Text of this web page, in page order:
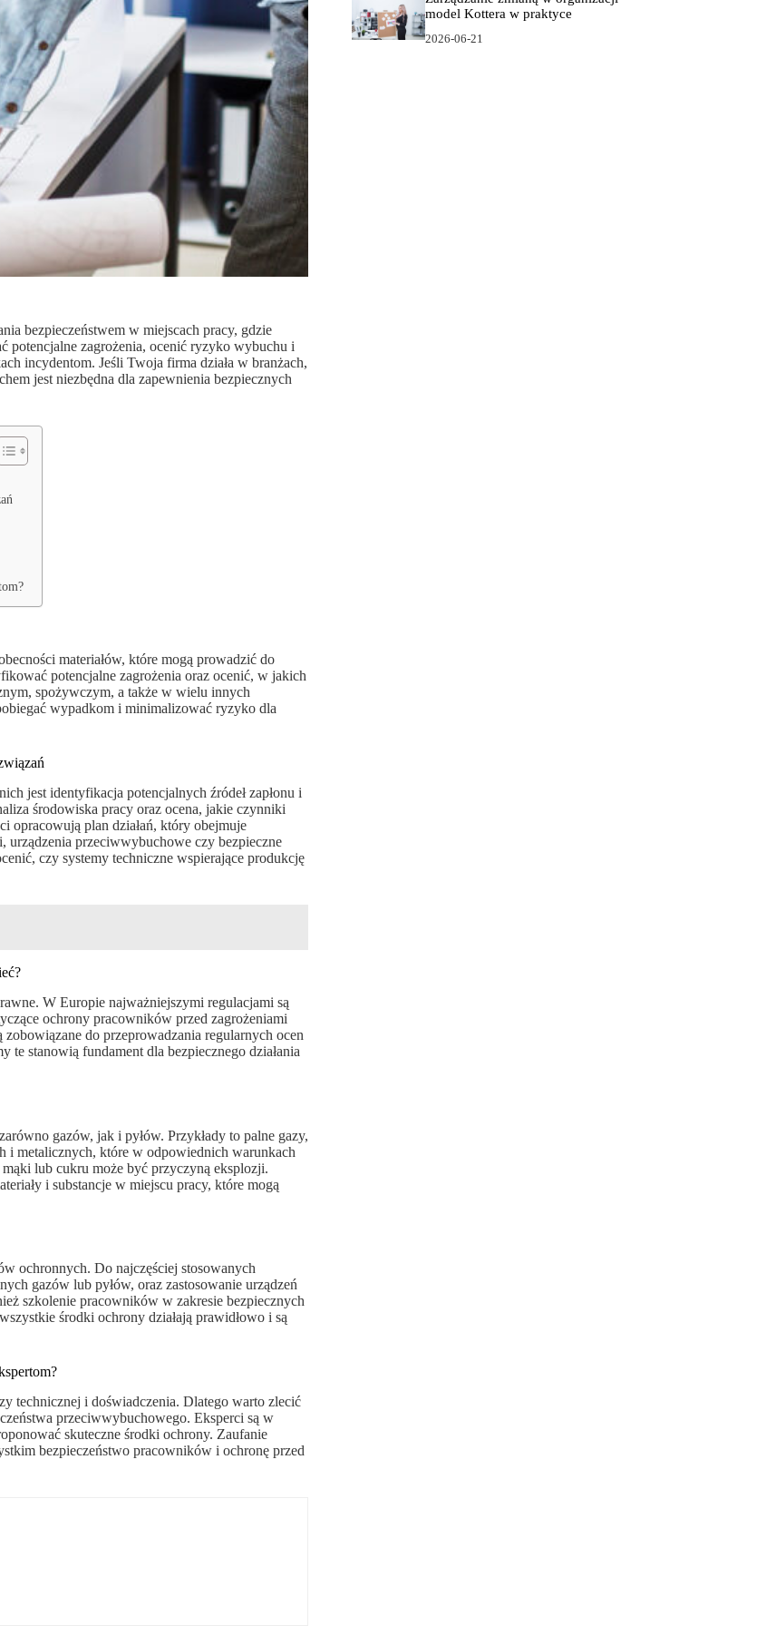
bezpieczeństwem w miejscach pracy, gdzie
potencjalne zagrożenia, ocenić ryzyko wybuchu i
incydentom. Jeśli Twoja firma działa w branżach,
jest niezbędna dla zapewnienia bezpiecznych
materiałów, które mogą prowadzić do
potencjalne zagrożenia oraz ocenić, w jakich
spożywczym, a także w wielu innych
wypadkom i minimalizować ryzyko dla
jest identyfikacja potencjalnych źródeł zapłonu i
środowiska pracy oraz ocena, jakie czynniki
opracowują plan działań, który obejmuje
przeciwwybuchowe czy bezpieczne
czy systemy techniczne wspierające produkcję
W Europie najważniejszymi regulacjami są
ochrony pracowników przed zagrożeniami
do przeprowadzania regularnych ocen
stanowią fundament dla bezpiecznego działania
gazów, jak i pyłów. Przykłady to palne gazy,
i metalicznych, które w odpowiednich warunkach
lub cukru może być przyczyną eksplozji.
i substancje w miejscu pracy, które mogą
ochronnych. Do najczęściej stosowanych
gazów lub pyłów, oraz zastosowanie urządzeń
szkolenie pracowników w zakresie bezpiecznych
środki ochrony działają prawidłowo i są
technicznej i doświadczenia. Dlatego warto zlecić
przeciwwybuchowego. Eksperci są w
skuteczne środki ochrony. Zaufanie
bezpieczeństwo pracowników i ochronę przed
model Kottera w praktyce
2026-06-21